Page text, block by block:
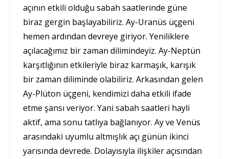
açının etkili olduğu sabah saatlerinde güne
biraz gergin başlayabiliriz. Ay-Uranüs üçgeni
hemen ardından devreye giriyor. Yeniliklere
açılacağımız bir zaman dilimindeyiz. Ay-Neptün
karşıtlığının etkileriyle biraz karmaşık, karışık
bir zaman diliminde olabiliriz. Arkasından gelen
Ay-Plüton üçgeni, kendimizi daha etkili ifade
etme şansı veriyor. Yani sabah saatleri hayli
aktif, ama sonu tatlıya bağlanıyor. Ay ve Venüs
arasındaki uyumlu altmışlık açı günün ikinci
yarısında devrede. Dolayısıyla ilişkiler açısından